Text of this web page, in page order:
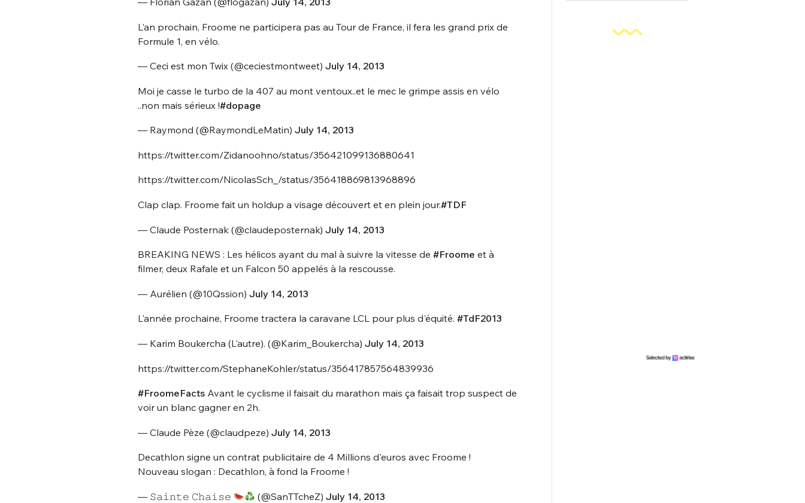
L'an prochain, Froome ne participera pas au Tour de France, il fera les grand prix de
Formule 1, en vélo.
— Ceci est mon Twix (@ceciestmontweet) July 14, 2013
Moi je casse le turbo de la 407 au mont ventoux..et le mec le grimpe assis en vélo
..non mais sérieux !#dopage
— Raymond (@RaymondLeMatin) July 14, 2013
https://twitter.com/Zidanoohno/status/356421099136880641
https://twitter.com/NicolasSch_/status/356418869813968896
Clap clap. Froome fait un holdup a visage découvert et en plein jour.#TDF
— Claude Posternak (@claudeposternak) July 14, 2013
BREAKING NEWS : Les hélicos ayant du mal à suivre la vitesse de #Froome et à
filmer, deux Rafale et un Falcon 50 appelés à la rescousse.
— Aurélien (@10Qssion) July 14, 2013
L'année prochaine, Froome tractera la caravane LCL pour plus d'équité. #TdF2013
— Karim Boukercha (L'autre). (@Karim_Boukercha) July 14, 2013
https://twitter.com/StephaneKohler/status/356417857564839936
#FroomeFactsAvant le cyclisme il faisait du marathon mais ça faisait trop suspect de
voir un blanc gagner en 2h.
— Claude Pèze (@claudpeze) July 14, 2013
Decathlon signe un contrat publicitaire de 4 Millions d'euros avec Froome !
Nouveau slogan : Decathlon, à fond la Froome !
— 𝚂𝚊𝚒𝚗𝚝𝚎 𝙲𝚑𝚊𝚒𝚜𝚎 (@SanTTcheZ) July 14, 2013